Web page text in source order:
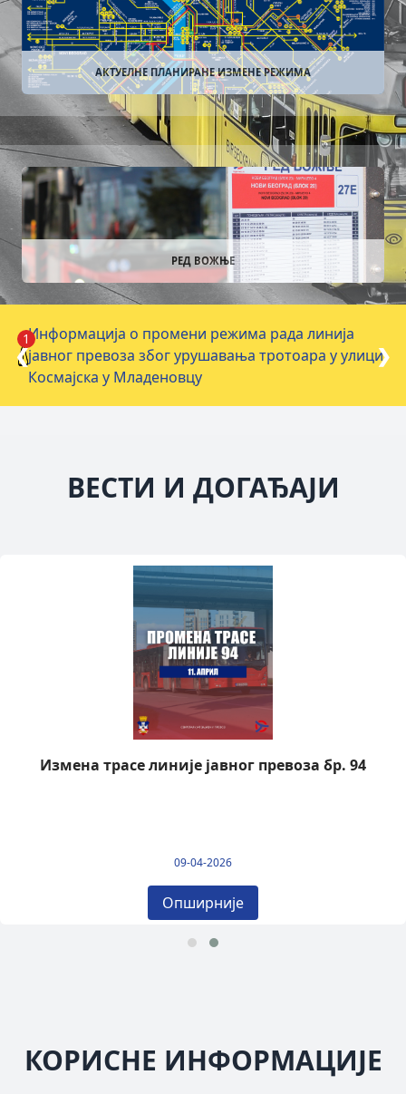
АКТУЕЛНЕ ПЛАНИРАНЕ ИЗМЕНЕ РЕЖИМА
РЕД ВОЖЊЕ
1Информација о промени режима рада линија
jaвног превоза због урушавања тротоара у улици
Космајска у Младеновцу
❮ ❯
ВЕСТИ И ДОГАЂАЈИ
Измена трасе линије јавног превоза бр. 94
09-04-2026
Опширније
КОРИСНЕ ИНФОРМАЦИЈЕ